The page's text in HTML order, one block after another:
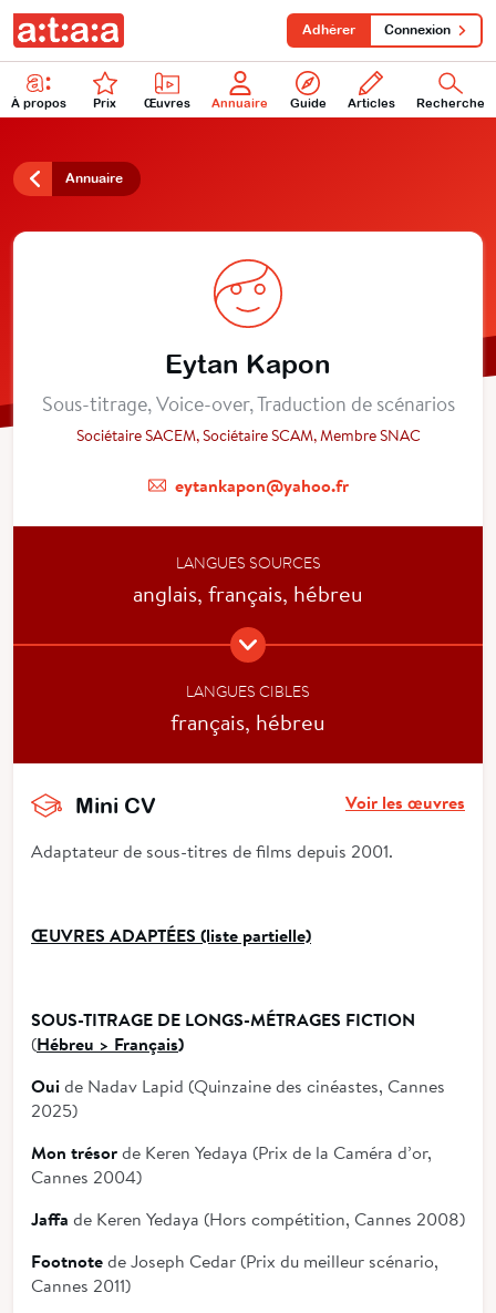
À propos Prix Œuvres Annuaire Guide Articles Recherche
Adhérer Connexion
Annuaire
Eytan Kapon
Sous-titrage, Voice-over, Traduction de scénarios
Sociétaire SACEM, Sociétaire SCAM, Membre SNAC
eytankapon@yahoo.fr
LANGUES SOURCES
anglais, français, hébreu
LANGUES CIBLES
français, hébreu
Mini CV Voir les œuvres
Adaptateur de sous-titres de films depuis 2001.
ŒUVRES ADAPTÉES (liste partielle)
SOUS-TITRAGE DE LONGS-MÉTRAGES FICTION
(Hébreu > Français)
Ouide Nadav Lapid (Quinzaine des cinéastes, Cannes
2025)
Mon trésorde Keren Yedaya (Prix de la Caméra d’or,
Cannes 2004)
Jaffa de Keren Yedaya (Hors compétition, Cannes 2008)
Footnotede Joseph Cedar (Prix du meilleur scénario,
Cannes 2011)